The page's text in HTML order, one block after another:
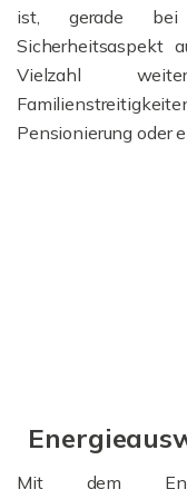
ist, gerade bei
Sicherheitsaspekt
Vielzahl
Pensionierung oder
Mit dem